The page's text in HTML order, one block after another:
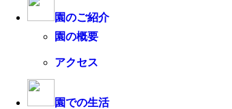
園のご紹介
園の概要
アクセス
園での生活